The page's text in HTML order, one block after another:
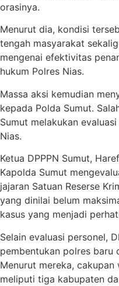
orasinya.
Menurut dia, kondisi
tengah masyarakat
mengenai efektivitas
hukum Polres Nias.
Massa aksi kemudian
kepada Polda Sumut.
Sumut melakukan
Nias.
Ketua DPPPN Sumut,
Kapolda Sumut
jajaran Satuan Reserse
yang dinilai belum
kasus yang menjadi
Selain evaluasi personel,
pembentukan polres baru
Menurut mereka,
meliputi tiga kabupaten